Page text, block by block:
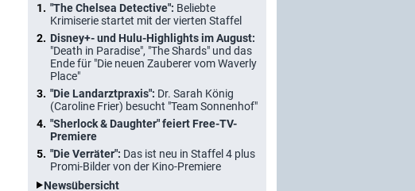
"The Chelsea Detective": Beliebte
Krimiserie startet mit der vierten Staffel
Disney+- und Hulu-Highlights im August:
"Death in Paradise", "The Shards" und das
Ende für "Die neuen Zauberer vom Waverly
Place"
"Die Landarztpraxis": Dr. Sarah König
(Caroline Frier) besucht "Team Sonnenhof"
"Sherlock & Daughter" feiert Free-TV-
Premiere
"Die Verräter": Das ist neu in Staffel 4 plus
Promi-Bilder von der Kino-Premiere
Newsübersicht